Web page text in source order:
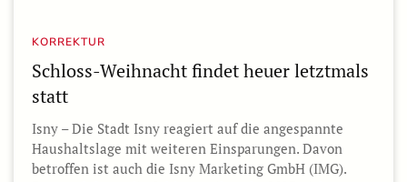
KORREKTUR
Schloss-Weihnacht findet heuer letztmals
statt
Isny – Die Stadt Isny reagiert auf die angespannte
Haushaltslage mit weiteren Einsparungen. Davon
betroffen ist auch die Isny Marketing GmbH (IMG).